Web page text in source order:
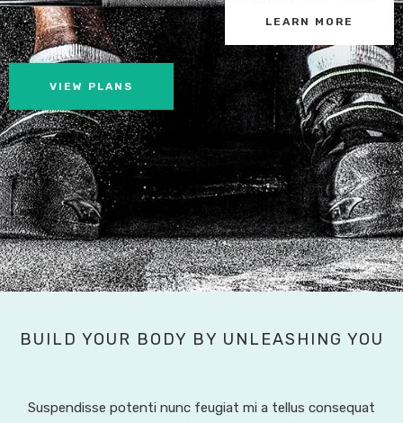
LEARN MORE
VIEW PLANS
BUILD YOUR BODY BY UNLEASHING YOU
Suspendisse potenti nunc feugiat mi a tellus consequat